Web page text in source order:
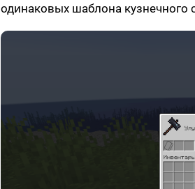
одинаковых шаблона кузнечного